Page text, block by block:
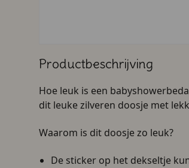
Productbeschrijving
Hoe leuk is een
dit leuke zilveren doosje met
Waarom is dit doosje zo leuk?
De sticker op het dekseltje